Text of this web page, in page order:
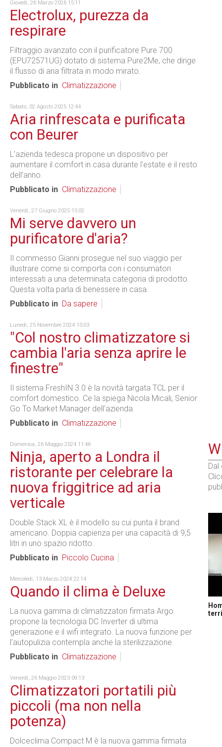
Giovedì, 26 Marzo 2026 15:11
Electrolux, purezza da
respirare
Filtraggio avanzato con il purificatore Pure 700
(EPU72571UG) dotato di sistema Pure2Me, che dirige
il flusso di aria filtrata in modo mirato.
Pubblicato in Climatizzazione
Sabato, 02 Agosto 2025 12:44
Aria rinfrescata e purificata
con Beurer
L’azienda tedesca propone un dispositivo per
aumentare il comfort in casa durante l’estate e il resto
dell’anno.
Pubblicato in Climatizzazione
Venerdì, 27 Giugno 2025 15:02
Mi serve davvero un
purificatore d'aria?
Il commesso Gianni prosegue nel suo viaggio per
illustrare come si comporta con i consumatori
interessati a una determinata categoria di prodotto.
Questa volta parla di benessere in casa.
Pubblicato in Da sapere
Lunedì, 25 Novembre 2024 10:03
"Col nostro climatizzatore si
cambia l'aria senza aprire le
finestre"
Il sistema FreshIN 3.0 è la novità targata TCL per il
comfort domestico. Ce la spiega Nicola Micali, Senior
Go To Market Manager dell'azienda.
Pubblicato in Climatizzazione
Domenica, 26 Maggio 2024 11:46
Ninja, aperto a Londra il
ristorante per celebrare la
nuova friggitrice ad aria
verticale
Double Stack XL è il modello su cui punta il brand
americano. Doppia capienza per una capacità di 9,5
litri in uno spazio ridotto.
Pubblicato in Piccolo Cucina
Mercoledì, 13 Marzo 2024 22:14
Quando il clima è Deluxe
La nuova gamma di climatizzatori firmata Argo
propone la tecnologia DC Inverter di ultima
generazione e il wifi integrato. La nuova funzione per
l'autopulizia contempla anche la sterilizzazione.
Pubblicato in Climatizzazione
Venerdì, 26 Maggio 2023 09:13
Climatizzatori portatili più
piccoli (ma non nella
potenza)
Dolceclima Compact M è la nuova gamma firmata